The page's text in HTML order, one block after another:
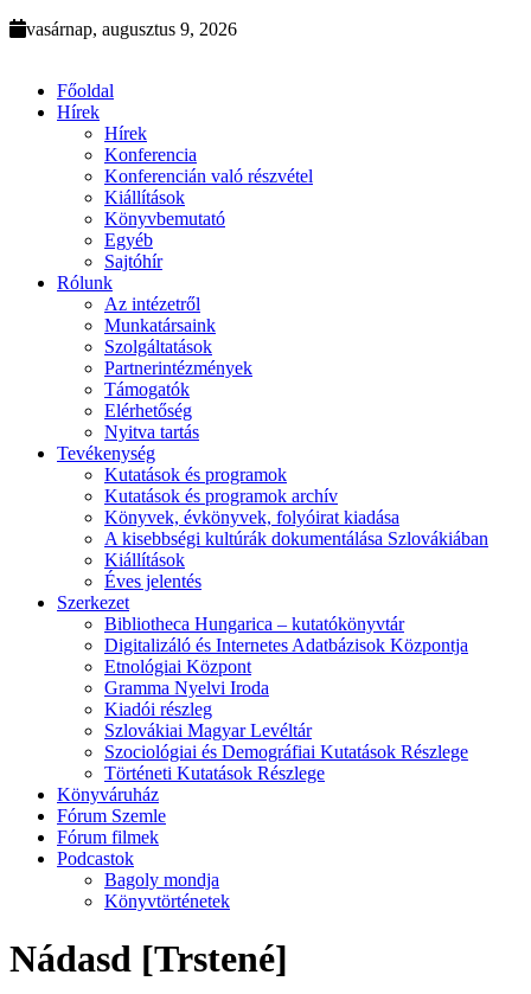
vasárnap, augusztus 9, 2026
Főoldal
Hírek
Hírek
Konferencia
Konferencián való részvétel
Kiállítások
Könyvbemutató
Egyéb
Sajtóhír
Rólunk
Az intézetről
Munkatársaink
Szolgáltatások
Partnerintézmények
Támogatók
Elérhetőség
Nyitva tartás
Tevékenység
Kutatások és programok
Kutatások és programok archív
Könyvek, évkönyvek, folyóirat kiadása
A kisebbségi kultúrák dokumentálása Szlovákiában
Kiállítások
Éves jelentés
Szerkezet
Bibliotheca Hungarica – kutatókönyvtár
Digitalizáló és Internetes Adatbázisok Központja
Etnológiai Központ
Gramma Nyelvi Iroda
Kiadói részleg
Szlovákiai Magyar Levéltár
Szociológiai és Demográfiai Kutatások Részlege
Történeti Kutatások Részlege
Könyváruház
Fórum Szemle
Fórum filmek
Podcastok
Bagoly mondja
Könyvtörténetek
Nádasd [Trstené]